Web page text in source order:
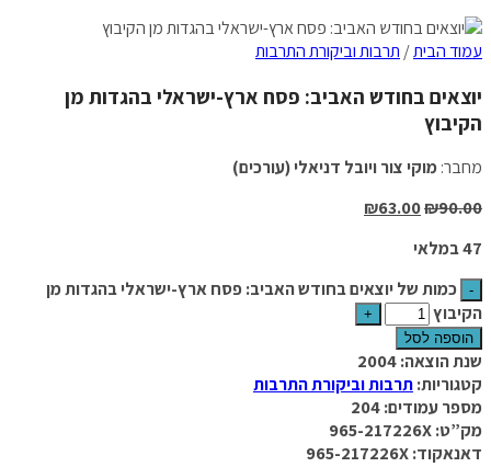
עמוד הבית/ תרבות וביקורת התרבות
יוצאים בחודש האביב: פסח ארץ-ישראלי בהגדות מן
הקיבוץ
מחבר:מוקי צור ויובל דניאלי (עורכים)
₪90.00
₪63.00
47 במלאי
כמות של יוצאים בחודש האביב: פסח ארץ-ישראלי בהגדות מן
הקיבוץ
הוספה לסל
שנת הוצאה: 2004
קטגוריות:תרבות וביקורת התרבות
מספר עמודים: 204
מק”ט: 965-217226X
דאנאקוד: 965-217226X